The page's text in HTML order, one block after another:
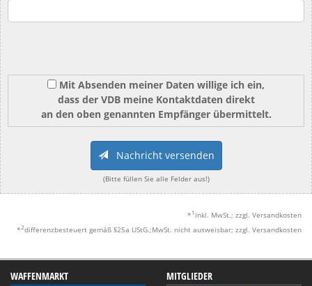
Mit Absenden meiner Daten willige ich ein,
dass der VDB meine Kontaktdaten direkt
an den oben genannten Empfänger übermittelt.
Nachricht versenden
(Bitte füllen Sie alle Felder aus!)
* 1 inkl. MwSt.; zzgl. Versandkosten
*2differenzbesteuert gemäß §25a UStG.;MwSt. nicht ausweisbar; zzgl. Versandkosten
WAFFENMARKT MITGLIEDER